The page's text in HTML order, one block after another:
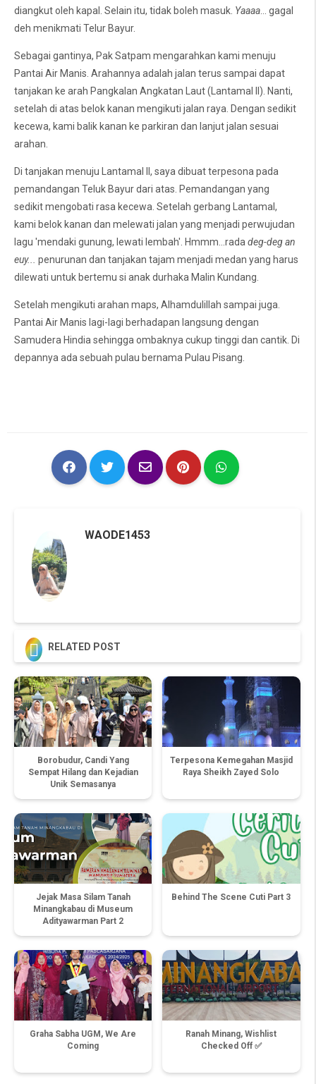
diangkut oleh kapal. Selain itu, tidak boleh masuk. Yaaaa... gagal
deh menikmati Telur Bayur.
Sebagai gantinya, Pak Satpam mengarahkan kami menuju
Pantai Air Manis. Arahannya adalah jalan terus sampai dapat
tanjakan ke arah Pangkalan Angkatan Laut (Lantamal II). Nanti,
setelah di atas belok kanan mengikuti jalan raya. Dengan sedikit
kecewa, kami balik kanan ke parkiran dan lanjut jalan sesuai
arahan.
Di tanjakan menuju Lantamal II, saya dibuat terpesona pada
pemandangan Teluk Bayur dari atas. Pemandangan yang
sedikit mengobati rasa kecewa. Setelah gerbang Lantamal,
kami belok kanan dan melewati jalan yang menjadi perwujudan
lagu 'mendaki gunung, lewati lembah'. Hmmm...radadeg-deg an
euy... penurunan dan tanjakan tajam menjadi medan yang harus
dilewati untuk bertemu si anak durhaka Malin Kundang.
Setelah mengikuti arahan maps, Alhamdulillah sampai juga.
Pantai Air Manis lagi-lagi berhadapan langsung dengan
Samudera Hindia sehingga ombaknya cukup tinggi dan cantik. Di
depannya ada sebuah pulau bernama Pulau Pisang.
WAODE1453
 RELATED POST
Borobudur, Candi Yang
Sempat Hilang dan Kejadian
Unik Semasanya
Terpesona Kemegahan Masjid
Raya Sheikh Zayed Solo
Jejak Masa Silam Tanah
Minangkabau di Museum
Adityawarman Part 2
Behind The Scene Cuti Part 3
Graha Sabha UGM, We Are
Coming
Ranah Minang, Wishlist
Checked Off ✅